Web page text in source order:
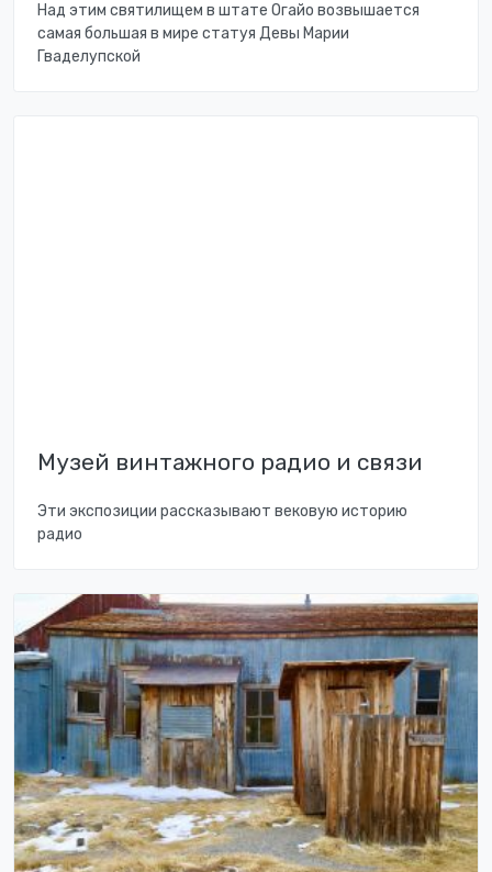
Над этим святилищем в штате Огайо возвышается
самая большая в мире статуя Девы Марии
Гваделупской
Музей винтажного радио и связи
Эти экспозиции рассказывают вековую историю
радио